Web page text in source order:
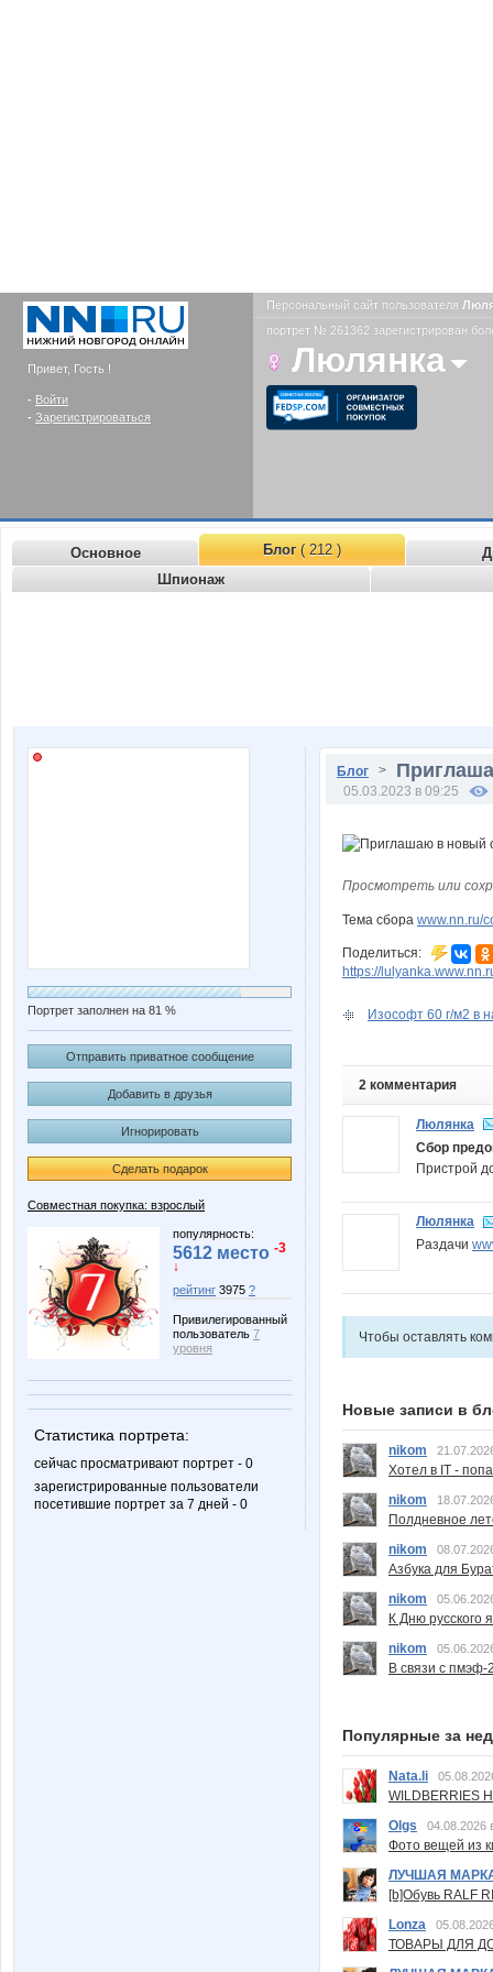
Привет, Гость !
- Войти
- Зарегистрироваться
Персональный сайт пользователя
портрет № 261362 зарегистрирован
Люлянка
Основное Блог( 212 )
Шпионаж
Портрет заполнен на 81 %
Отправить приватное сообщение
Добавить в друзья
Игнорировать
Сделать подарок
Совместная покупка: взрослый
популярность:
5612 место -3
↓
рейтинг 3975 ?
Привилегированный
пользователь 7
уровня
Статистика портрета:
сейчас просматривают портрет - 0
зарегистрированные пользователи
посетившие портрет за 7 дней - 0
Блог >
05.03.2023 в 09:25
Просмотреть или
Тема сбора www.nn.ru/
Поделиться:
https://
Изософт 60 г/м2 в
2 комментария
Люлянка
Сбор
Пристрой
Люлянка
Раздачи
Чтобы оставлять
Новые записи в
nikom
Хотел в IT -
nikom
Полдневное
nikom
Азбука для
nikom
К Дню русского
nikom
В связи с пмэф-
Популярные за
Nata.li
Olgs
04.08.2026
Фото вещей из
ЛУЧШАЯ
[b]Обувь RALF
Lonza
ТОВАРЫ ДЛЯ